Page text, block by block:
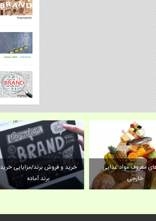
خرید و فروش برند/مزایایی خرید
برند آماده
معروف مواد غذایی
خارجی